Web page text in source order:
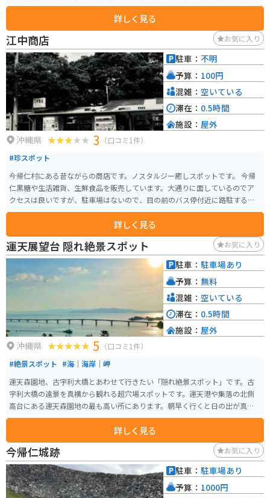
「ブラウンシュガージンジャー（しょうが黒糖）」「ゴーヤ、ウコン黒糖」
のような健康的でバラエティにとんだ商品もあります。「ブエナス・エル
テ」という大賞を受賞した商品もお勧めです。
詳しく見る
江中商店 お気に入り
沖縄県 3 （口コミ1件）
#珍スポット
今帰仁村にある昔ながらの商店です。ノスタルジー癒しスポットです。 今帰
仁黒糖や生活雑貨、生鮮食品を販売しています。大通りに面しているのでア
クセスは良いですが、駐車場はないので、目の前のバス停付近に路駐するこ
とになります。
詳しく見る
駐車： 不明
予算： 100円
混雑： 空いている
滞在： 0.5時間
施設： 屋外
運天展望台 隠れ絶景スポット お気に入り
沖縄県 5 （口コミ1件）
#絶景スポット #海｜海岸｜岬
運天森園地、古宇利大橋とあわせて行きたい「隠れ絶景スポット」です。古
宇利大橋の遠景を真横から観れる超穴場スポットです。運天港や集落の北側
高台にある運天森園地の最も高い所にあります。朝早く行くと日の出が真正
面に見られます。
詳しく見る
駐車： 駐車場あり
予算： 無料
混雑： 空いている
滞在： 0.5時間
施設： 屋外
今帰仁城跡 お気に入り
駐車： 駐車場あり
予算： 1000円